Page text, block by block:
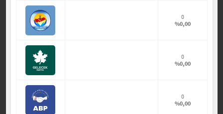
0
%0,00
0
%0,00
0
%0,00